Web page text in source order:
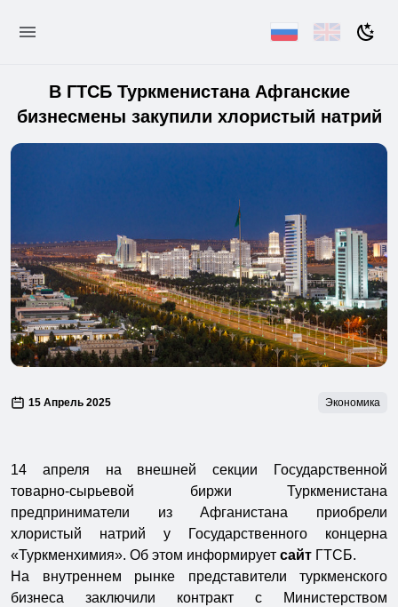
В ГТСБ Туркменистана Афганские
бизнесмены закупили хлористый натрий
15 Апрель 2025 Экономика
14 апреля на внешней секции Государственной
товарно-сырьевой биржи Туркменистана
предприниматели из Афганистана приобрели
хлористый натрий у Государственного концерна
«Туркменхимия». Об этом информирует сайт ГТСБ.
На внутреннем рынке представители туркменского
бизнеса заключили контракт с Министерством